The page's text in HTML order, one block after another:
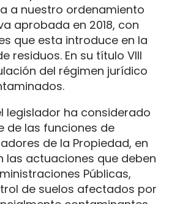
a nuestro ordenamiento
aprobada en 2018, con
que esta introduce en la
residuos. En su título VIII
del régimen jurídico
legislador ha considerado
de las funciones de
de la Propiedad, en
las actuaciones que deben
Públicas,
de suelos afectados por